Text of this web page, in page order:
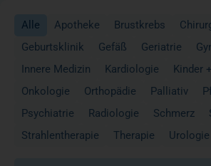
Patientensicherheit
Karriere
Alle Apotheke Brustkrebs
Geburtsklinik
Gefäß Geriatrie
Innere Medizin
Kardiologie
Kinder
Onkologie
Orthopädie Palliativ
Psychiatrie
Radiologie Schmerz
Strahlentherapie
Therapie Urologie